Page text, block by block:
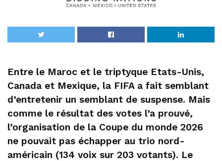
Entre le Maroc et le triptyque Etats-Unis,
Canada et Mexique, la FIFA a fait semblant
d’entretenir un semblant de suspense. Mais
comme le résultat des votes l’a prouvé,
l’organisation de la Coupe du monde 2026
ne pouvait pas échapper au trio nord-
américain (134 voix sur 203 votants). Le